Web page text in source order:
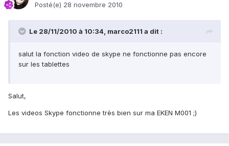
Posté(e) 28 novembre 2010
Le 28/11/2010 à 10:34, marco2111 a dit :
salut la fonction video de skype ne fonctionne pas encore
sur les tablettes
Salut,
Les videos Skype fonctionne très bien sur ma EKEN M001 ;)